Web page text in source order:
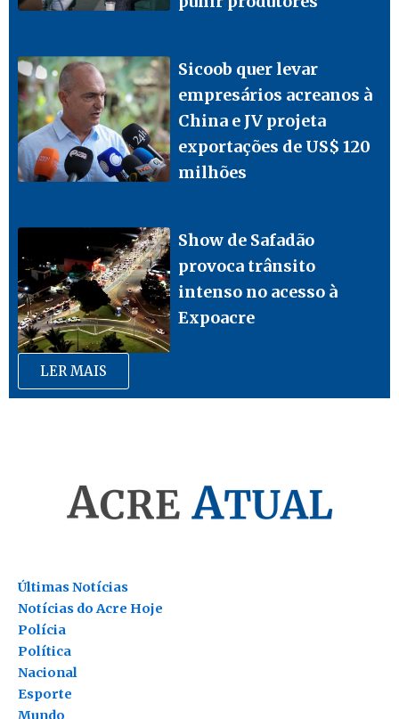
Sicoob quer levar
empresários acreanos à
China e JV projeta
exportações de US$ 120
milhões
Show de Safadão
provoca trânsito
intenso no acesso à
Expoacre
LER MAIS
Últimas Notícias
Notícias do Acre Hoje
Polícia
Política
Nacional
Esporte
Mundo